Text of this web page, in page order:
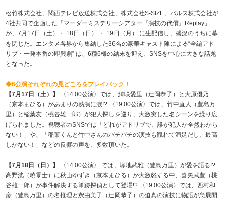
松竹株式会社、関西テレビ放送株式会社、株式会社S-SIZE、バルス株式会社が
4社共同で企画した「マーダーミステリーシアター『演技の代償』Replay」
が、7月17日（土）・ 18日（日） ・ 19日（月） に生配信し、盛況のうちに幕
を閉じた。エンタメ各界から集結した36名の豪華キャスト陣による“全編アド
リブ・一発本番の即興劇” は、6種6様の結末を迎え、SNSを中心に大きな話題
となった。
◆6公演それぞれの見どころをプレイバック！
【7月17日（土）】
〈14:00公演〉では、綺咲愛里（辻岡恭子）と大原優乃
（京本まひる）があまりの熱演に涙!? 〈19:00公演〉では、竹中直人（豊島万
里）と稲葉友（桃谷雄一郎）が犯人探しを巡り、大激突した名シーンを繰り広
げられました。視聴者のSNSでは「どれがアドリブで、誰が犯人か全然わから
ない！」や、「稲葉くんと竹中さんのバチバチの演技も観れて満足だし、最高
しかない！」などの反響の声を、多数頂いた。
【7月18日（日）】
〈14:00公演〉 では、塚地武雅（豊島万里）が愛を語る!?
高野洸（暁零士）に秋山ゆずき（京本まひる）が大激怒する中、喜矢武豊（桃
谷雄一郎）が事件解決する筆跡探偵として登場!? 〈19:00公演〉では、西村和
彦（豊島万里）の名推理と釈由美子（辻岡恭子）の迫真の演技に物語が急展開